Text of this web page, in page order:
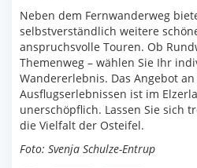
Neben dem Fernwanderweg
selbstverständlich weitere
anspruchsvolle Touren. Ob
Themenweg – wählen Sie Ihr
Wandererlebnis. Das Angebot
Ausflugserlebnissen ist im
unerschöpflich. Lassen Sie sich
die Vielfalt der Osteifel.
Foto: Svenja Schulze-Entrup